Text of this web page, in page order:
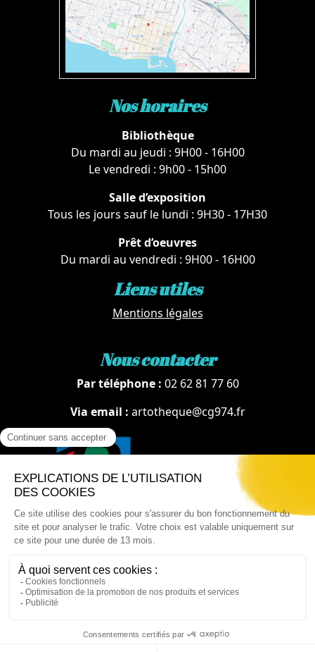
Nos horaires
Bibliothèque
Du mardi au jeudi : 9H00 - 16H00
Le vendredi : 9h00 - 15h00
Salle d’exposition
Tous les jours sauf le lundi : 9H30 - 17H30
Prêt d’oeuvres
Du mardi au vendredi : 9H00 - 16H00
Liens utiles
Mentions légales
Nous contacter
Par téléphone : 02 62 81 77 60
Via email : artotheque@cg974.fr